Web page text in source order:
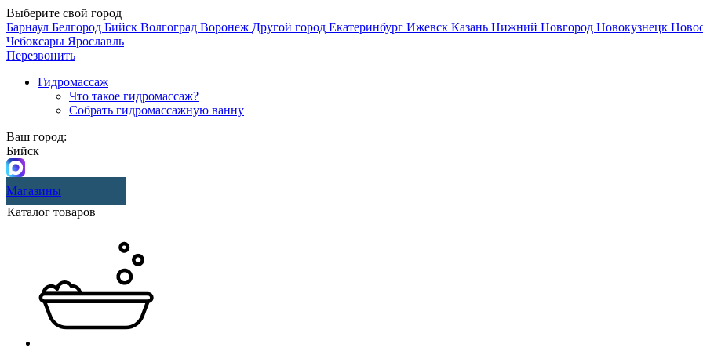
Выберите свой город
Барнаул Белгород Бийск Волгоград Воронеж Другой город Екатеринбург Ижевск Казань Нижний Новгород Новокузнецк
Чебоксары Ярославль
Перезвонить
Гидромассаж
Что такое гидромассаж?
Собрать гидромассажную ванну
Ваш город:
Бийск
Магазины
Каталог товаров